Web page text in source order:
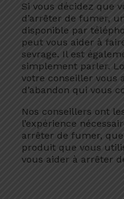
Si vous décidez que
d’arrêter de fumer,
disponible par
peut vous aider à
sevrage. Il est
simplement parler.
votre conseiller vous
d’abandon qui vous
Nos conseillers ont
l’expérience
arrêter de fumer,
produit que vous
vous aider à arrêter